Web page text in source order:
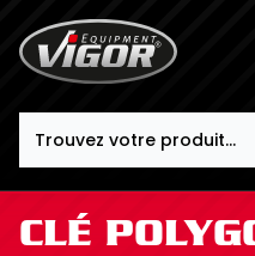
CLÉ